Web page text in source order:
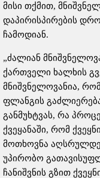
მისი თქმით,
დაპირისპირების
ჩამოდიან.
„ძალიან
ქართველი ხალხის
მნიშვნელოვანია,
ფლანგის
განმუხტვას, რა
ქვეყანაში, რომ
მოთხოვნა
უპირობო
ჩანიშვნის გზით